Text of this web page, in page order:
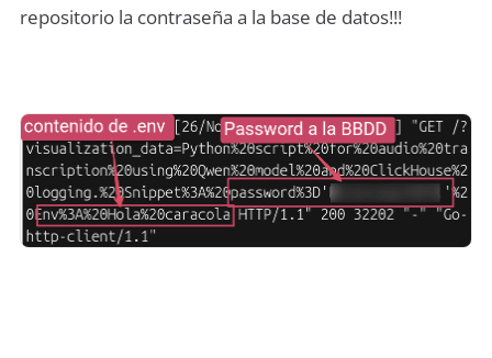
repositorio la contraseña a la base de datos!!!